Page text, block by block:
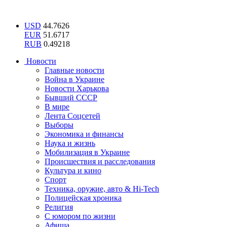
USD 44.7626
EUR 51.6717
RUB 0.49218
Новости
Главные новости
Война в Украине
Новости Харькова
Бывший СССР
В мире
Лента Соцсетей
Выборы
Экономика и финансы
Наука и жизнь
Мобилизация в Украине
Происшествия и расследования
Культура и кино
Спорт
Техника, оружие, авто & Hi-Tech
Полицейская хроника
Религия
С юмором по жизни
Афиша